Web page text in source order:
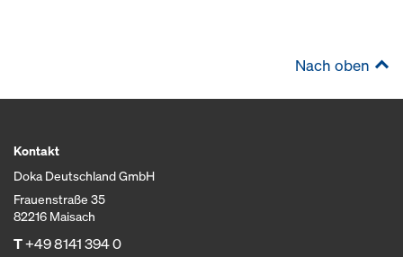
Nach oben
Kontakt
Doka Deutschland GmbH
Frauenstraße 35
82216 Maisach
T+49 8141 394 0